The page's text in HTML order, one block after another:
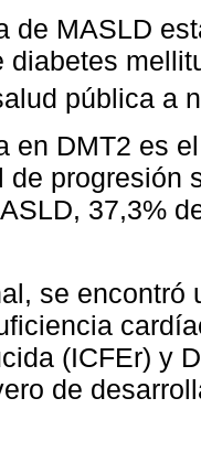
de MASLD
diabetes
pública a
en DMT2 es
de progresión
37,3%
se encontró
(ICFEr) y
de